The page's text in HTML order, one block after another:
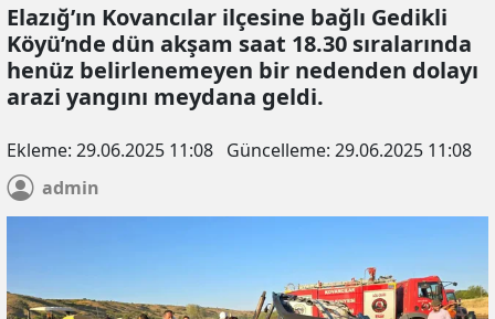
Elazığ’ın Kovancılar ilçesine bağlı Gedikli
Köyü’nde dün akşam saat 18.30 sıralarında
henüz belirlenemeyen bir nedenden dolayı
arazi yangını meydana geldi.
Ekleme: 29.06.2025 11:08 Güncelleme: 29.06.2025 11:08
admin